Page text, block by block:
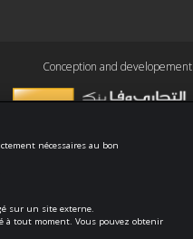
Conception and developement
nécessaires au bon
sur un site externe.
à tout moment. Vous pouvez obtenir